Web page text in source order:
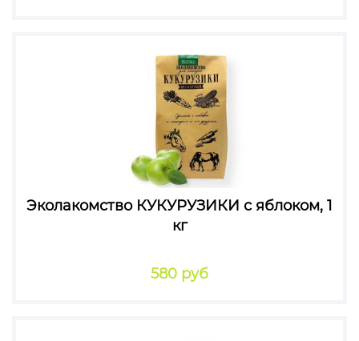
Эколакомство КУКУРУЗИКИ с яблоком, 1
кг
580 руб